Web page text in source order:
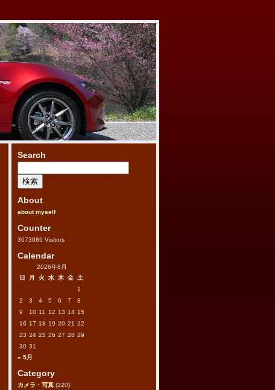
Search
索:
About
about myself
Counter
3673086 Visitors
Calendar
2026年8月
日
月 火 水 木 金
土
1
2
3 4 5 6 7
8
9
10 11 12 13 14 15
16 17 18 19 20 21 22
23 24 25 26 27 28 29
30 31
« 5月
Category
カメラ・写真 (220)